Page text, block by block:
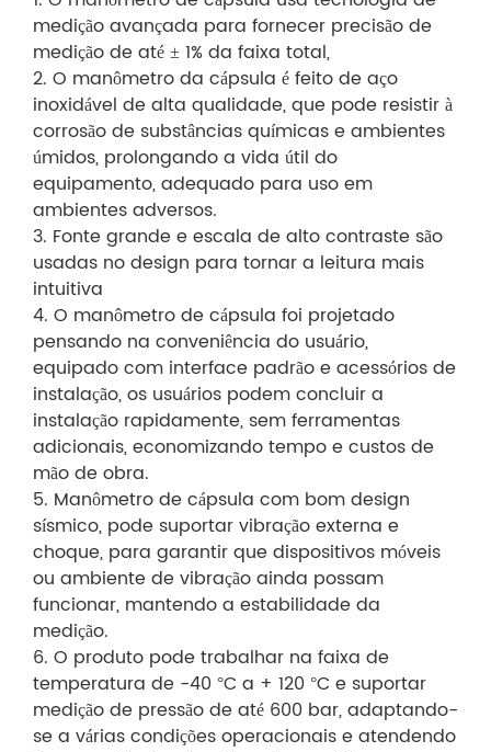
medição avançada para fornecer precisão de
medição de até ± 1% da faixa total,
2. O manômetro da cápsula é feito de aço
inoxidável de alta qualidade, que pode resistir à
corrosão de substâncias químicas e ambientes
úmidos, prolongando a vida útil do
equipamento, adequado para uso em
ambientes adversos.
3. Fonte grande e escala de alto contraste são
usadas no design para tornar a leitura mais
intuitiva
4. O manômetro de cápsula foi projetado
pensando na conveniência do usuário,
equipado com interface padrão e acessórios de
instalação, os usuários podem concluir a
instalação rapidamente, sem ferramentas
adicionais, economizando tempo e custos de
mão de obra.
5. Manômetro de cápsula com bom design
sísmico, pode suportar vibração externa e
choque, para garantir que dispositivos móveis
ou ambiente de vibração ainda possam
funcionar, mantendo a estabilidade da
medição.
6. O produto pode trabalhar na faixa de
temperatura de -40 °C a + 120 °C e suportar
medição de pressão de até 600 bar, adaptando-
se a várias condições operacionais e atendendo